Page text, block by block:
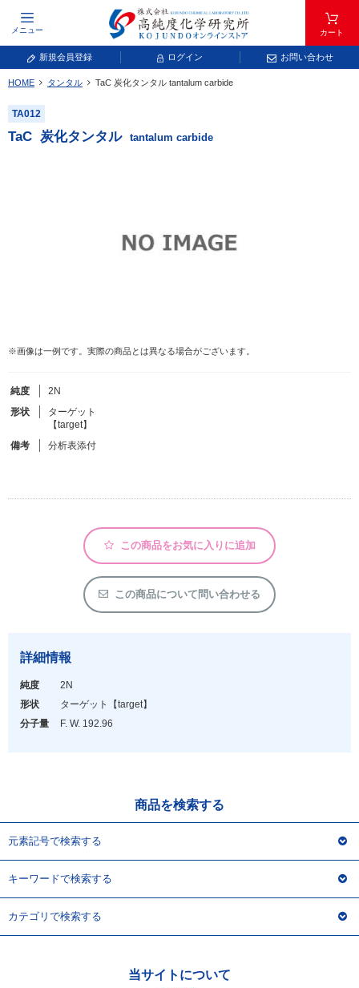
メニュー カート
新規会員登録 ログイン お問い合わせ
元素記号で検索する
元素周期表をタップすると、拡大表示されます。拡大した表から元素記号をタップ
し、一覧へ移動してください。
キーワードで検索する
カタログコードで検索
化学式で検索
カテゴリで検索する
化合物
形状詳細
アウトレット
HOME タンタル TaC 炭化タンタル tantalum carbide
TA012
TaC 炭化タンタル tantalum carbide
※画像は一例です。実際の商品とは異なる場合がございます。
純度
2N
形状
ターゲット
【target】
備考
分析表添付
この商品をお気に入りに追加
この商品について問い合わせる
詳細情報
純度
2N
形状
ターゲット
【target】
分子量
F. W. 192.96
商品を検索する
元素記号で検索する
キーワードで検索する
カテゴリで検索する
当サイトについて